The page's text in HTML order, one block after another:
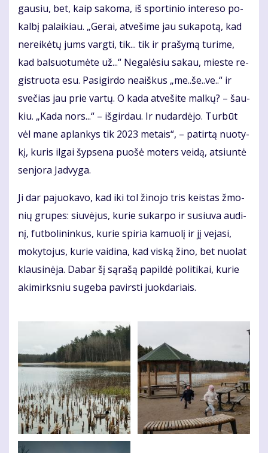
gau­siu, bet, kaip sa­ko­ma, iš spor­ti­nio in­te­re­so po­
kal­bį pa­lai­kiau. „Ge­rai, at­ve­ši­me jau su­ka­po­tą, kad
ne­rei­kė­tų jums varg­ti, tik... tik ir pra­šy­mą tu­ri­me,
kad bal­suo­tu­mė­te už...“ Ne­ga­lė­siu sa­kau, mies­te re­
gist­ruo­ta esu. Pa­si­gir­do ne­aiš­kus „me..še..ve..“ ir
sve­čias jau prie var­tų. O ka­da at­ve­ši­te mal­kų? – šau­
kiu. „Ka­da nors...“ – iš­gir­dau. Ir nu­dar­dė­jo. Tur­būt
vėl ma­ne ap­lan­kys tik 2023 me­tais“, – pa­tir­tą nuo­ty­
kį, ku­ris il­gai šyp­se­na puo­šė mo­ters vei­dą, at­siun­tė
sen­jo­ra Jad­vy­ga.
Ji dar pa­juo­ka­vo, kad iki tol ži­no­jo tris keis­tas žmo­
nių gru­pes: siu­vė­jus, ku­rie su­kar­po ir su­siu­va au­di­
nį, fut­bo­li­nin­kus, ku­rie spi­ria ka­muo­lį ir jį ve­ja­si,
mo­ky­to­jus, ku­rie vai­di­na, kad vis­ką ži­no, bet nuo­lat
klau­si­nė­ja. Da­bar šį są­ra­šą pa­pil­dė po­li­ti­kai, ku­rie
aki­mirks­niu su­ge­ba pa­virs­ti juok­da­riais.